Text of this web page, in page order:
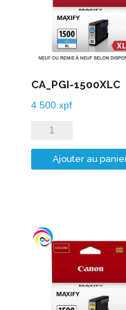
CA_PGI-1500XLC
4 500 xpf
quantité
de
CA_PGI-
Ajouter au